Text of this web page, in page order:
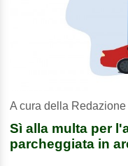
A cura della Redazione
Sì alla multa per
parcheggiata in